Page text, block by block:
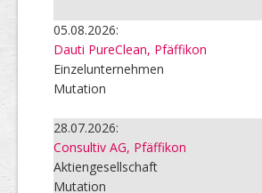
05.08.2026:
Dauti PureClean, Pfäffikon
Einzelunternehmen
Mutation
28.07.2026:
Consultiv AG, Pfäffikon
Aktiengesellschaft
Mutation